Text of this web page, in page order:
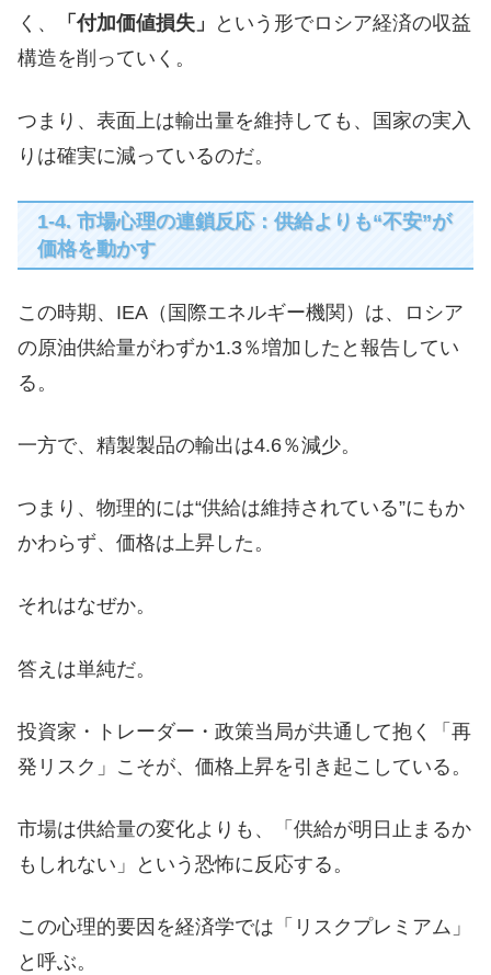
く、
「付加価値損失」
という形でロシア経済の収益
構造を削っていく。
つまり、表面上は輸出量を維持しても、国家の実入
りは確実に減っているのだ。
1-4. 市場心理の連鎖反応：供給よりも“不安”が
価格を動かす
この時期、IEA（国際エネルギー機関）は、ロシア
の原油供給量がわずか1.3％増加したと報告してい
る。
一方で、精製製品の輸出は4.6％減少。
つまり、物理的には“供給は維持されている”にもか
かわらず、価格は上昇した。
それはなぜか。
答えは単純だ。
投資家・トレーダー・政策当局が共通して抱く「再
発リスク」こそが、価格上昇を引き起こしている。
市場は供給量の変化よりも、「供給が明日止まるか
もしれない」という恐怖に反応する。
この心理的要因を経済学では「リスクプレミアム」
と呼ぶ。